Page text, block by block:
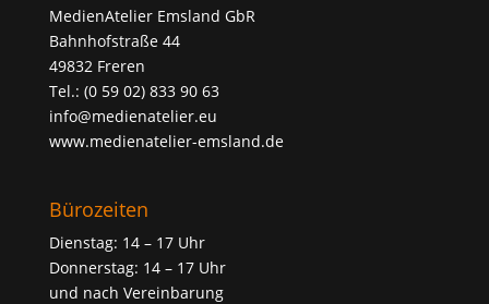
MedienAtelier Emsland GbR
Bahnhofstraße 44
49832 Freren
Tel.: (0 59 02) 833 90 63
info@medienatelier.eu
www.medienatelier-emsland.de
Bürozeiten
Dienstag: 14 – 17 Uhr
Donnerstag: 14 – 17 Uhr
und nach Vereinbarung